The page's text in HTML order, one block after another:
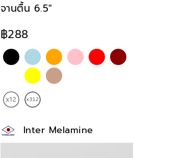
จานตื้น 6.5"
฿288
Inter Melamine